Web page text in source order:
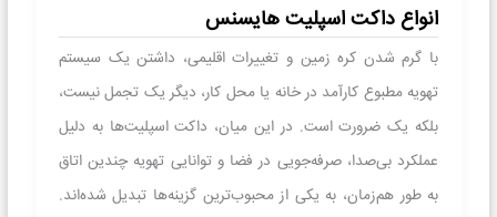
انواع داکت اسپلیت هایسنس
با گرم شدن کره زمین و تغییرات اقلیمی، داشتن یک سیستم
تهویه مطبوع کارآمد در خانه یا محل کار، دیگر یک تجمل نیست،
بلکه یک ضرورت است. در این میان، داکت اسپلیت‌ها به دلیل
عملکرد بی‌صدا، صرفه‌جویی در فضا و توانایی تهویه چندین اتاق
به طور هم‌زمان، به یکی از محبوب‌ترین گزینه‌ها تبدیل شده‌اند.